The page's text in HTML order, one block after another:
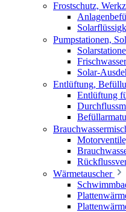
Frostschutz,
Pumpstationen,
Solar-
Entlüftung,
Entlüftung
Wärmetauscher